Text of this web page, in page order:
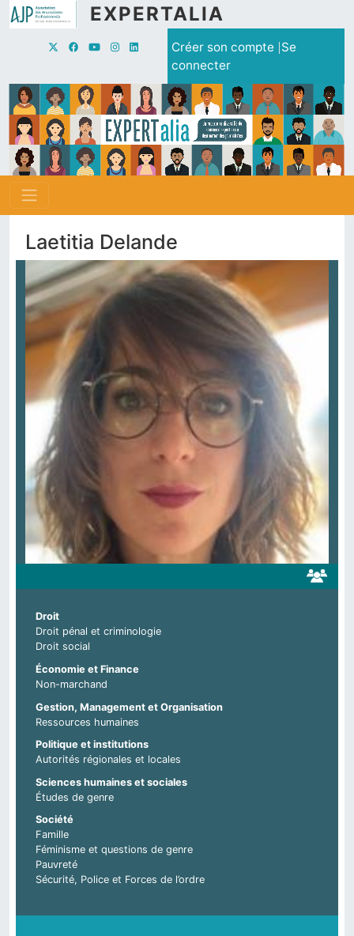
Aller au contenu principalEXPERTALIA
Menu du compte de
Créer son compte Se
connecter
Laetitia Delande
Droit
Droit pénal et criminologie
Droit social
Économie et Finance
Non-marchand
Gestion, Management et Organisation
Ressources humaines
Politique et institutions
Autorités régionales et locales
Sciences humaines et sociales
Études de genre
Société
Famille
Féminisme et questions de genre
Pauvreté
Sécurité, Police et Forces de l’ordre